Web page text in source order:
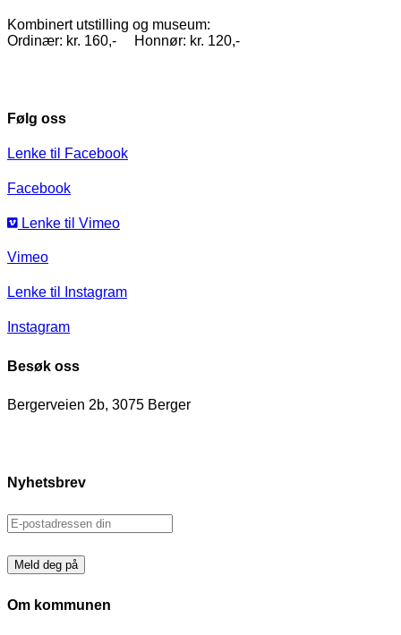
Kombinert utstilling og museum:
Ordinær: kr. 160,- Honnør: kr. 120,-
Følg oss
Lenke til Facebook
Facebook
Lenke til Vimeo
Vimeo
Lenke til Instagram
Instagram
Besøk oss
Bergerveien 2b, 3075 Berger
Nyhetsbrev
Om kommunen